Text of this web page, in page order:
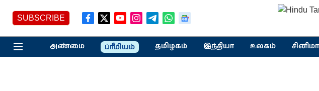
SUBSCRIBE
அண்மை ப்ரீமியம் தமிழகம் இந்தியா உலகம் சினிமா